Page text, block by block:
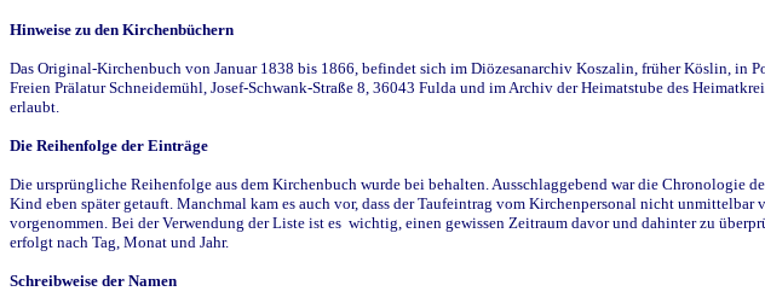
Hinweise zu den Kirchenbüchern
Das Original-Kirchenbuch von Januar 1838 bis 1866, befindet sich im Diözesanarchiv Koszalin, früher Köslin,
Freien Prälatur Schneidemühl, Josef-Schwank-Straße 8, 36043 Fulda und im Archiv der Heimatstube des
erlaubt.
Die Reihenfolge der Einträge
Die ursprüngliche Reihenfolge aus dem Kirchenbuch wurde bei behalten. Ausschlaggebend war die Chronologie
Kind eben später getauft. Manchmal kam es auch vor, dass der Taufeintrag vom Kirchenpersonal nicht
vorgenommen. Bei der Verwendung der Liste ist es wichtig, einen gewissen Zeitraum davor und dahinter zu
erfolgt nach Tag, Monat und Jahr.
Schreibweise der Namen